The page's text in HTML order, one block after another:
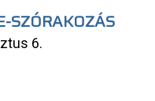
SZÓRAKOZÁS
6.